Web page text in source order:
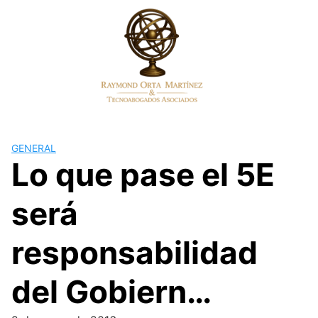
GENERAL
Lo que pase el 5E
será
responsabilidad
del Gobiern…